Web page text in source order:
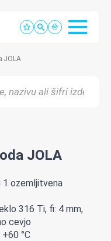
JOLA
JOLA
1 ozemljitvena
316 Ti, fi: 4 mm,
cevjo
°C